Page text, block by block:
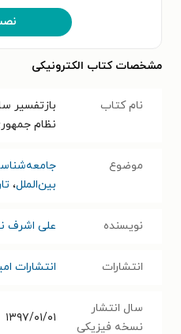
مشخصات کتاب الکترونیکی
نام کتاب
بازتفسیر
نظام
موضوع
بین‌الملل،
نویسنده علی اشرف
انتشارات انتشارات
سال انتشار
نسخه فیزیکی
۱۳۹۷/۰۱/۰۱